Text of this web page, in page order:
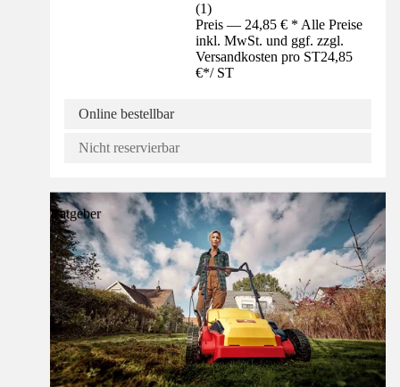
(1)
Preis — 24,85 € * Alle Preise
inkl. MwSt. und ggf. zzgl.
Versandkosten pro ST24,85
€*/ ST
Online bestellbar
Nicht reservierbar
Ratgeber